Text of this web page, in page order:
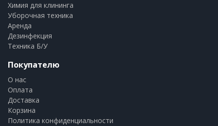
Химия для клининга
Уборочная техника
Аренда
Дезинфекция
Техника Б/У
Покупателю
О нас
Оплата
Доставка
Корзина
Политика конфиденциальности